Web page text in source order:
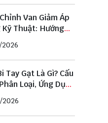
Van Giảm Áp
Thuật: Hướng
Tiết Từ A–Z
Tay Gạt Là Gì? Cấu
Loại, Ứng Dụng
Chọn Chuẩn
2026